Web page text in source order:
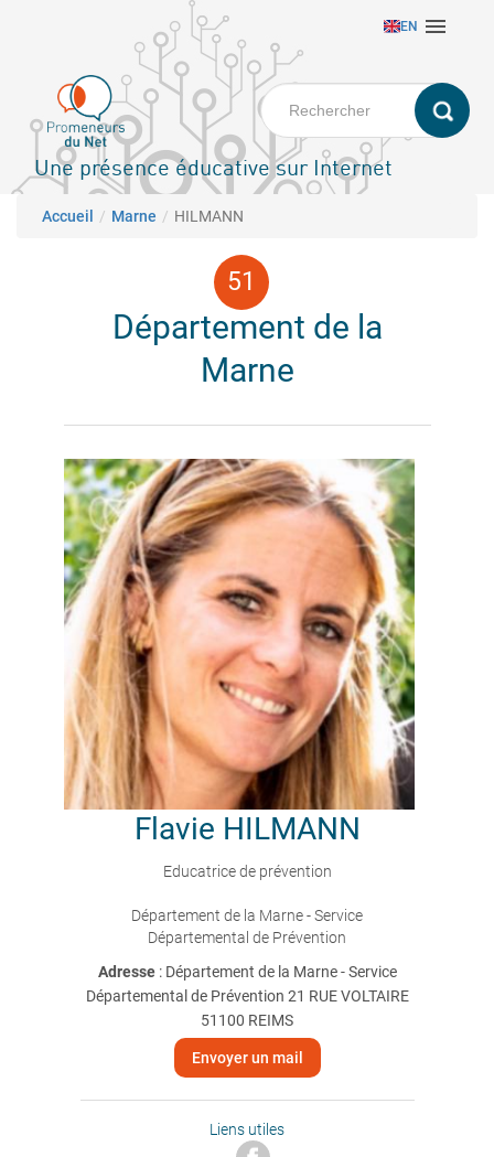
principal
EN 
Une présence éducative sur Internet
Fil d'Ariane
Accueil Marne HILMANN
Département de la
Marne
Flavie HILMANN
Educatrice de prévention
Département de la Marne - Service
Départemental de Prévention
Adresse : Département de la Marne - Service
Départemental de Prévention 21 RUE VOLTAIRE
51100 REIMS
Envoyer un mail
Liens utiles